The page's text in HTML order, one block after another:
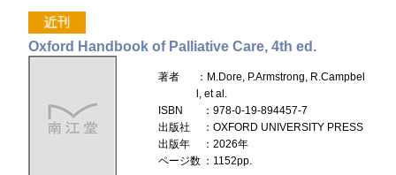
Oxford Handbook of Palliative Care, 4th ed.
著者
：M.Dore, P.Armstrong, R.Campbel
l, et al.
ISBN
：978-0-19-894457-7
出版社
：OXFORD UNIVERSITY PRESS
出版年
：2026年
ページ数 ：1152pp.